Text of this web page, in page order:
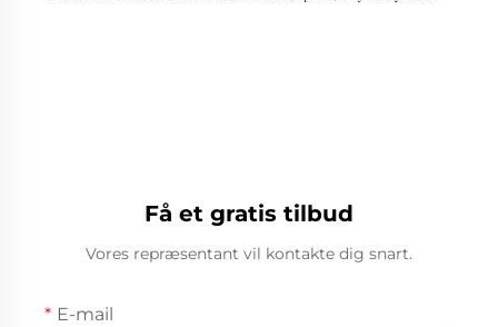
Få et gratis tilbud
Vores repræsentant vil kontakte dig snart.
E-mail